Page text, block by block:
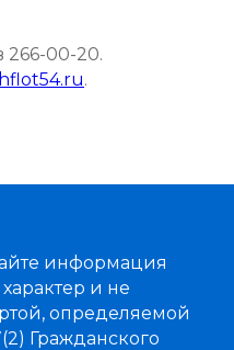
266-00-20.
.
информация
и не
определяемой
Гражданского